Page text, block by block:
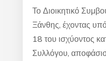
Το Διοικητικό
Ξάνθης, έχοντας
18 του ισχύοντος
Συλλόγου,